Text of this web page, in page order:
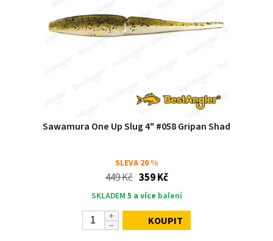
Sawamura One Up Slug 4" #058 Gripan Shad
SLEVA 20 %
449 Kč 359 Kč
SKLADEM 5 a více balení
KOUPIT